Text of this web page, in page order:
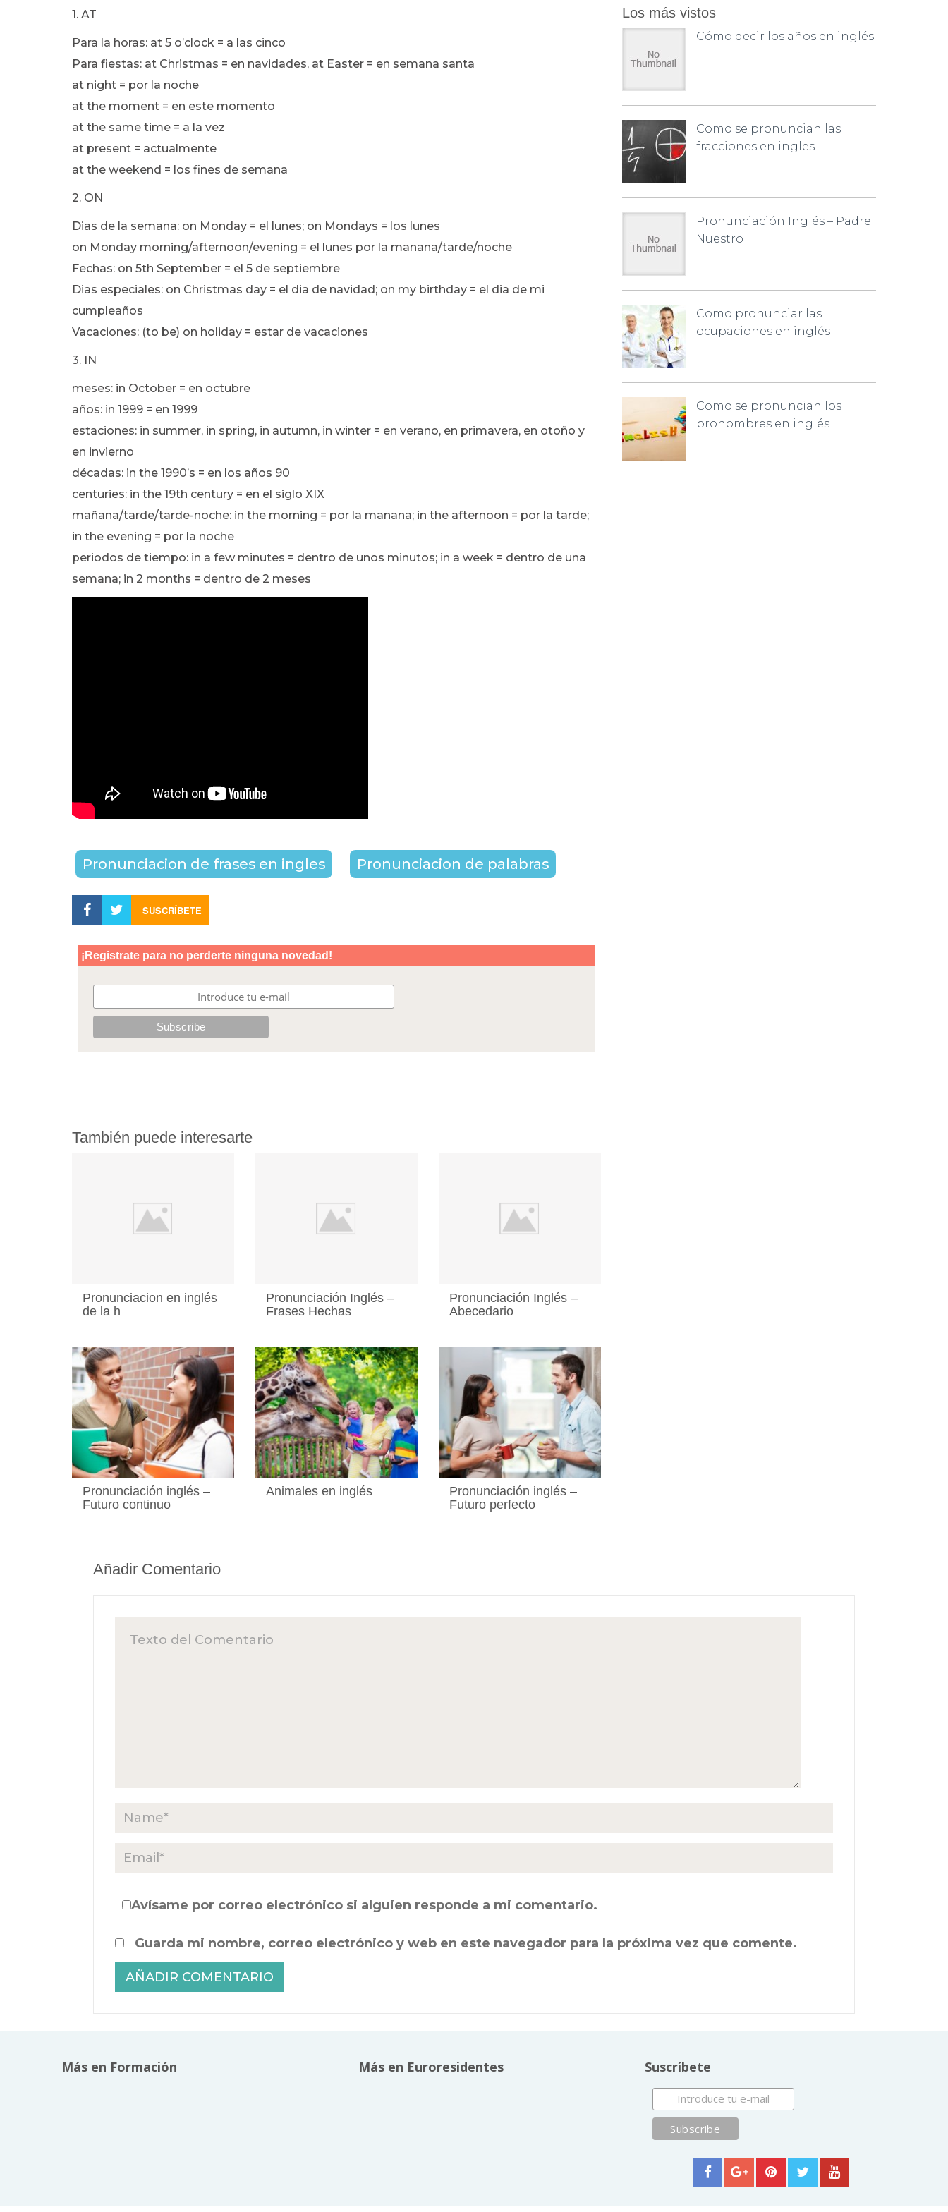
1. AT
Para la horas: at 5 o’clock = a las cinco
Para fiestas: at Christmas = en navidades, at Easter = en semana santa
at night = por la noche
at the moment = en este momento
at the same time = a la vez
at present = actualmente
at the weekend = los fines de semana
2. ON
Dias de la semana: on Monday = el lunes; on Mondays = los lunes
on Monday morning/afternoon/evening = el lunes por la manana/tarde/noche
Fechas: on 5th September = el 5 de septiembre
Dias especiales: on Christmas day = el dia de navidad; on my birthday = el dia de mi
cumpleaños
Vacaciones: (to be) on holiday = estar de vacaciones
3. IN
meses: in October = en octubre
años: in 1999 = en 1999
estaciones: in summer, in spring, in autumn, in winter = en verano, en primavera, en otoño y
en invierno
décadas: in the 1990’s = en los años 90
centuries: in the 19th century = en el siglo XIX
mañana/tarde/tarde-noche: in the morning = por la manana; in the afternoon = por la tarde;
in the evening = por la noche
periodos de tiempo: in a few minutes = dentro de unos minutos; in a week = dentro de una
semana; in 2 months = dentro de 2 meses
Pronunciacion de frases en ingles Pronunciacion de palabras
SUSCRÍBETE
También puede interesarte
Pronunciacion en inglés
de la h
Pronunciación Inglés –
Frases Hechas
Pronunciación Inglés –
Abecedario
Pronunciación inglés –
Futuro continuo
Animales en inglés
Pronunciación inglés –
Futuro perfecto
Los más vistos
Cómo decir los años en inglés
Como se pronuncian las
fracciones en ingles
Pronunciación Inglés – Padre
Nuestro
Como pronunciar las
ocupaciones en inglés
Como se pronuncian los
pronombres en inglés
Añadir Comentario
Avísame por correo electrónico si alguien responde a mi comentario.
Guarda mi nombre, correo electrónico y web en este navegador para la próxima vez que comente.
Más en Formación Más en Euroresidentes Suscríbete